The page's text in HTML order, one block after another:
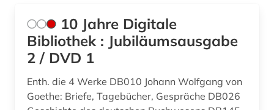
ballade (1)
bamberg (1)
bayerische staatsbibliothek (2)
Irland (1)
Israel (1)
Italien (3)
10 Jahre Digitale
Bibliothek : Jubiläumsausgabe
2 / DVD 1
Enth. die 4 Werke DB010 Johann Wolfgang von
Goethe: Briefe, Tagebücher, Gespräche DB026